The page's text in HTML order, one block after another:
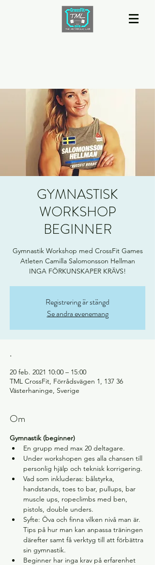
GYMNASTISK
WORKSHOP
BEGINNER
Gymnastik Workshop med CrossFit Games
Atleten Camilla Salomonsson Hellman
INGA FÖRKUNSKAPER KRÄVS!
Registrering är stängd
Se andra evenemang
.
20 feb. 2021 10:00 – 15:00
TML CrossFit, Förrådsvägen 1, 137 36
Västerhaninge, Sverige
Om
Gymnastik (beginner)
En grupp med max 20 deltagare.
Under workshopen ges alla chansen till
personlig hjälp och teknisk korrigering.
Vad som inkluderas: bålstyrka,
handstands, toes to bar, pullups, bar
muscle ups, ropeclimbs med ben,
pistols, double unders.
Syfte: Öva och finna vilken nivå man är.
Tips på hur man kan anpassa träningen
därefter samt få verktyg till att förbättra
sin gymnastik.
Beginner har inga krav på erfarenhet